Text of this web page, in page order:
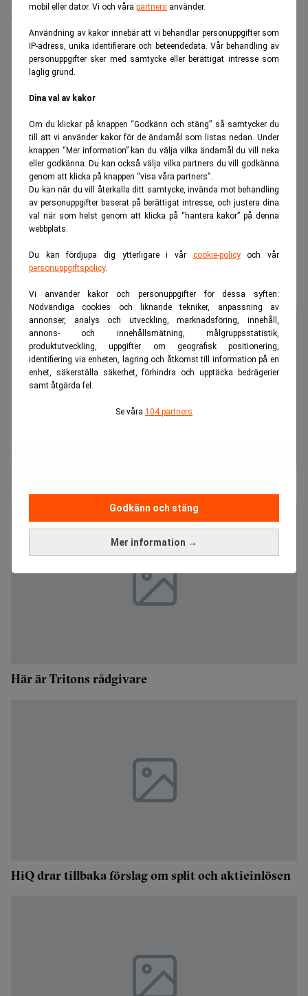
mobil eller dator. Vi och våra partners använder.
Användning av kakor innebär att vi behandlar personuppgifter som
IP-adress, unika identifierare och beteendedata. Vår behandling av
personuppgifter sker med samtycke eller berättigat intresse som
laglig grund.
Dina val av kakor
Om du klickar på knappen “Godkänn och stäng” så samtycker du
till att vi använder kakor för de ändamål som listas nedan. Under
knappen “Mer information” kan du välja vilka ändamål du vill neka
eller godkänna. Du kan också välja vilka partners du vill godkänna
genom att klicka på knappen “visa våra partners”.
Du kan när du vill återkalla ditt samtycke, invända mot behandling
av personuppgifter baserat på berättigat intresse, och justera dina
val när som helst genom att klicka på “hantera kakor” på denna
webbplats.
Du kan fördjupa dig ytterligare i vår cookie-policyoch vår
personuppgiftspolicy.
Vi använder kakor och personuppgifter för dessa syften:
Nödvändiga cookies och liknande tekniker, anpassning av
annonser, analys och utveckling, marknadsföring, innehåll,
annons- och innehållsmätning, målgruppsstatistik,
produktutveckling, uppgifter om geografisk positionering,
identifiering via enheten, lagring och åtkomst till information på en
enhet, säkerställa säkerhet, förhindra och upptäcka bedrägerier
samt åtgärda fel.
Se våra 104 partners
Mer information →
Godkänn och stäng
budet
ANNONS
HIQ har anlitat Danske Bank och Setterwalls
Här är Tritons rådgivare
HiQ drar tillbaka förslag om split och aktieinlösen